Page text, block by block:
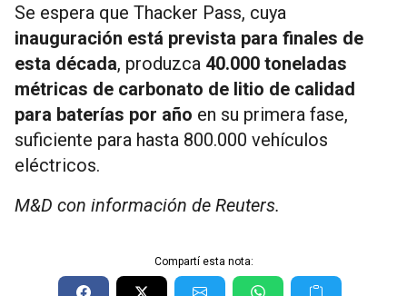
Se espera que Thacker Pass, cuya
inauguración está prevista para finales de
esta década, produzca 40.000 toneladas
métricas de carbonato de litio de calidad
para baterías por año en su primera fase,
suficiente para hasta 800.000 vehículos
eléctricos.
M&D con información de Reuters.
Compartí esta nota: